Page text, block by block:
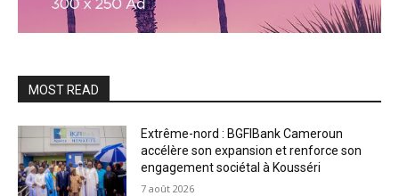
MOST READ
Extrême-nord : BGFIBank Cameroun
accélère son expansion et renforce son
engagement sociétal à Kousséri
7 août 2026